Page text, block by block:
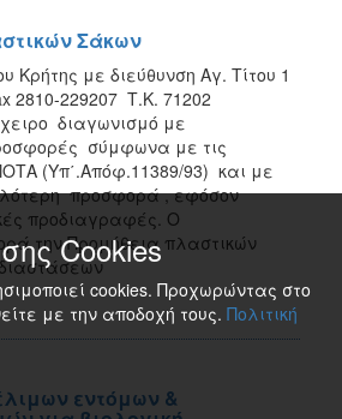
Σάκων
Κρήτης με διεύθυνση Αγ. Τίτου 1
2810-229207 Τ.Κ. 71202
διαγωνισμό με
σύμφωνα με τις
(Υπ΄.Απόφ.11389/93) και με
προσφορά , εφόσον
προδιαγραφές. Ο
την Προμήθεια πλαστικών
εντόμων &
Cookies
cookies. Προχωρώντας στο
με την αποδοχή τους. Πολιτική